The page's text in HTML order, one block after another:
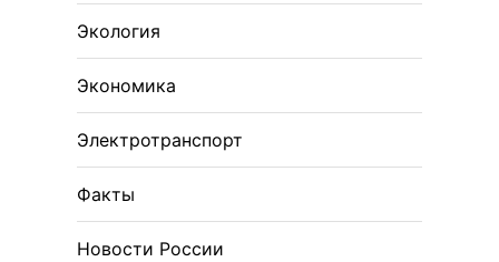
Экология
Экономика
Электротранспорт
Факты
Новости России